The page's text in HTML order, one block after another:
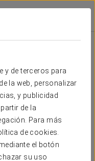
y de terceros para
la web, personalizar
y publicidad
de la
Para más
de cookies.
el botón
su uso
necesitas
con espaciosas y
los todos los servicios
Las estancias
en líneas modernas y
destinado al descanso